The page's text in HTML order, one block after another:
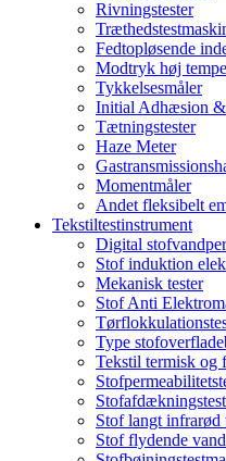
Rivningstester
Fedtopløsende
Modtryk høj
Tykkelsesmåler
Initial Adhæsion
Tætningstester
Haze Meter
Momentmåler
Andet fleksibelt
Tekstiltestinstrument
Digital
Stof induktion
Mekanisk tester
Stof Anti
Type
Tekstil termisk og
Stof langt infrarød
Stof flydende